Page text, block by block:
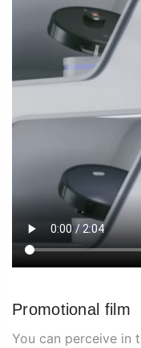
Promotional film
You can perceive in